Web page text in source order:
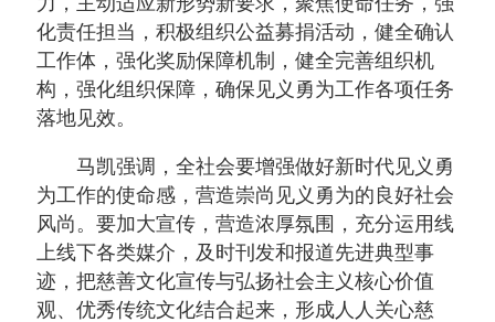
化责任担当，积极组织公益募捐活动，健全确认
工作体，强化奖励保障机制，健全完善组织机
构，强化组织保障，确保见义勇为工作各项任务
落地见效。
马凯强调，全社会要增强做好新时代见义勇
为工作的使命感，营造崇尚见义勇为的良好社会
风尚。要加大宣传，营造浓厚氛围，充分运用线
上线下各类媒介，及时刊发和报道先进典型事
迹，把慈善文化宣传与弘扬社会主义核心价值
观、优秀传统文化结合起来，形成人人关心慈